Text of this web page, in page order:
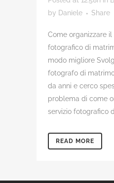
by Daniele Share
Come organizzare il
fotografico di
modo migliore
fotografo di
da anni e cerco
problema di come
servizio fotografico
READ MORE